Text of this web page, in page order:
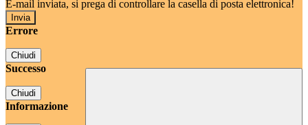
E-mail inviata, si prega di controllare la casella di posta elettronica!
Errore
Chiudi
Successo
Chiudi
Informazione